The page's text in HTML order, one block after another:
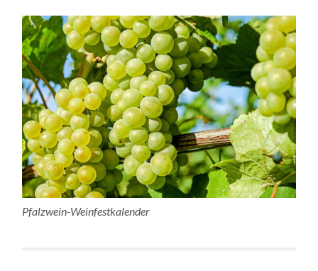
Pfalzwein-Weinfestkalender